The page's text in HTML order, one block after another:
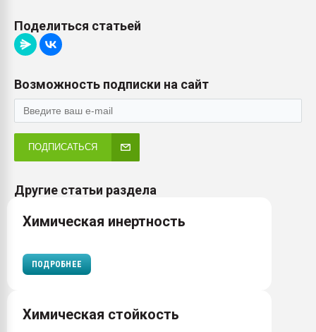
Поделиться статьей
Возможность подписки на сайт
ПОДПИСАТЬСЯ
Другие статьи раздела
Химическая инертность
ПОДРОБНЕЕ
Химическая стойкость